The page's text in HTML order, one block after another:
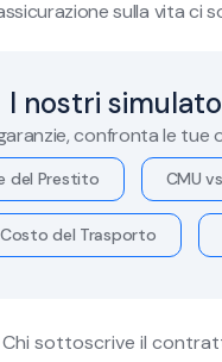
sulla vita ci
I nostri
confronta le
del Prestito CMU
Costo del Trasporto
Chi sottoscrive il